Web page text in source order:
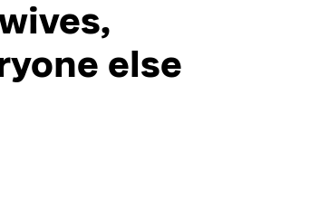
else